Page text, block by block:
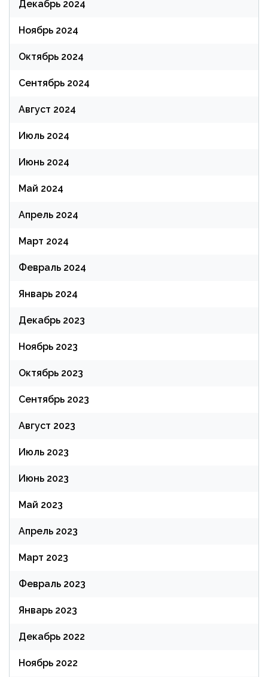
Декабрь 2024
Ноябрь 2024
Октябрь 2024
Сентябрь 2024
Август 2024
Июль 2024
Июнь 2024
Май 2024
Апрель 2024
Март 2024
Февраль 2024
Январь 2024
Декабрь 2023
Ноябрь 2023
Октябрь 2023
Сентябрь 2023
Август 2023
Июль 2023
Июнь 2023
Май 2023
Апрель 2023
Март 2023
Февраль 2023
Январь 2023
Декабрь 2022
Ноябрь 2022